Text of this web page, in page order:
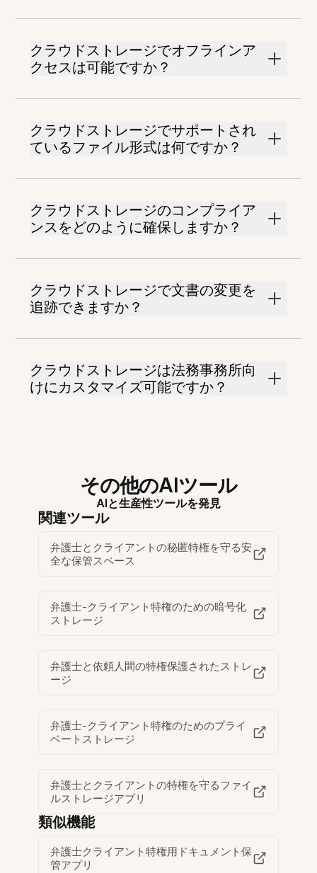
クラウドストレージでオフラインア
クセスは可能ですか？
クラウドストレージでサポートされ
ているファイル形式は何ですか？
クラウドストレージのコンプライア
ンスをどのように確保しますか？
クラウドストレージで文書の変更を
追跡できますか？
クラウドストレージは法務事務所向
けにカスタマイズ可能ですか？
その他のAIツール
AIと生産性ツールを発見
関連ツール
弁護士とクライアントの秘匿特権を守る安
全な保管スペース
弁護士-クライアント特権のための暗号化
ストレージ
弁護士と依頼人間の特権保護されたストレ
ージ
弁護士-クライアント特権のためのプライ
ベートストレージ
弁護士とクライアントの特権を守るファイ
ルストレージアプリ
類似機能
弁護士クライアント特権用ドキュメント保
管アプリ